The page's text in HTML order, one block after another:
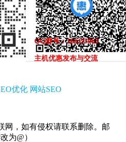
QQ群号：164393063
主机优惠发布与交流
优化 网站SEO
网，如有侵权请联系删除。邮
为@）